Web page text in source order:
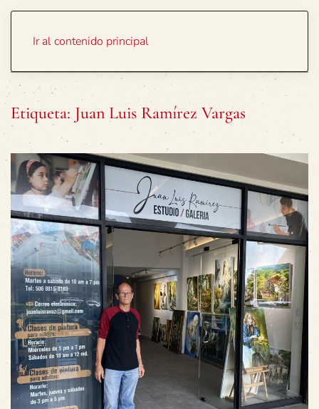
Ir al contenido principal
Etiqueta: Juan Luis Ramírez Vargas